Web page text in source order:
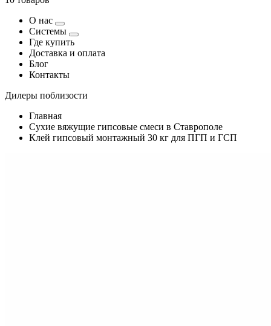
О нас
Системы
Где купить
Доставка и оплата
Блог
Контакты
Дилеры поблизости
Главная
Сухие вяжущие гипсовые смеси в Ставрополе
Клей гипсовый монтажный 30 кг для ПГП и ГСП